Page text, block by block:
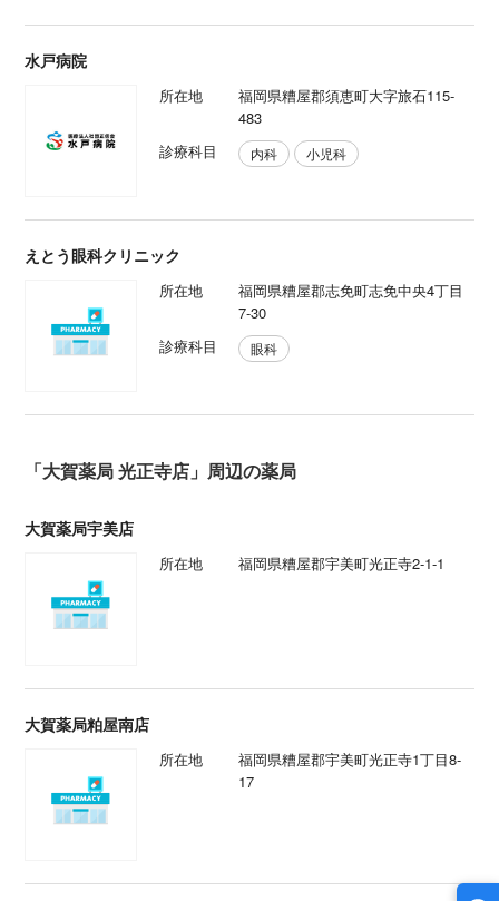
水戸病院
所在地
福岡県糟屋郡須恵町大字旅石115-
483
診療科目
内科 小児科
えとう眼科クリニック
所在地
福岡県糟屋郡志免町志免中央4丁目
7-30
診療科目
眼科
「大賀薬局 光正寺店」周辺の薬局
大賀薬局宇美店
所在地 福岡県糟屋郡宇美町光正寺2-1-1
大賀薬局粕屋南店
所在地
福岡県糟屋郡宇美町光正寺1丁目8-
17